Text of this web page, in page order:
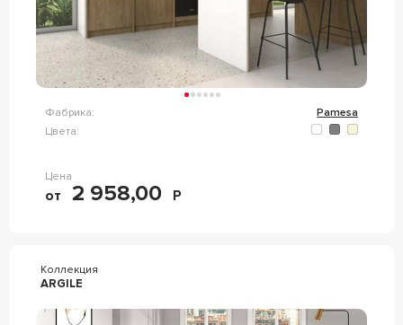
Фабрика:
Pamesa
Цвета:
Цена
от 2 958,00 Р
Коллекция
ARGILE